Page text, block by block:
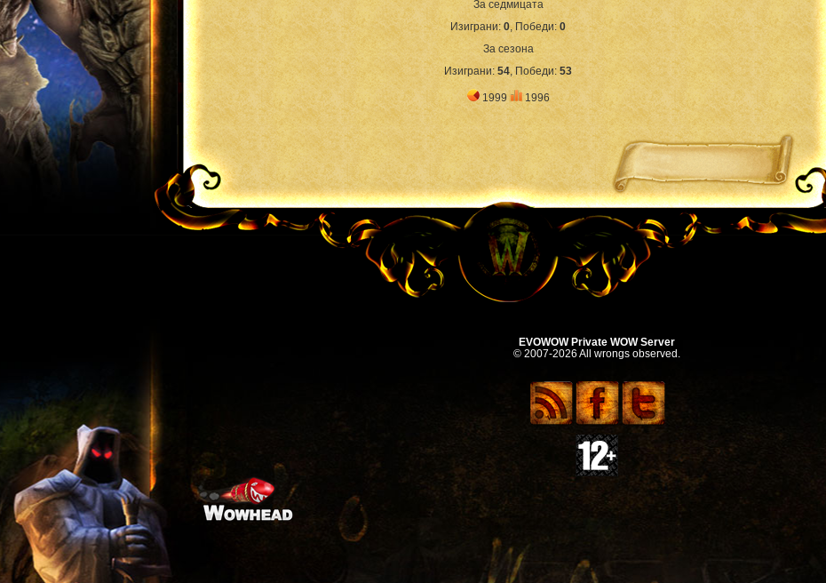
За седмицата
Изиграни:0, Победи:0
За сезона
Изиграни:54, Победи:53
1999 1996
EVOWOW Private WOW Server
© 2007-2026 All wrongs observed.